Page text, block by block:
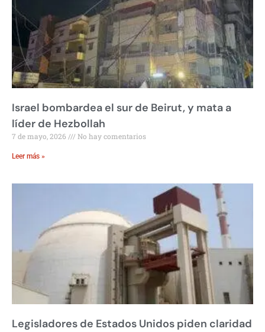
Israel bombardea el sur de Beirut, y mata a
líder de Hezbollah
7 de mayo, 2026 No hay comentarios
Leer más »
Legisladores de Estados Unidos piden claridad